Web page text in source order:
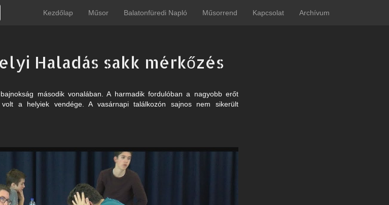
Kezdőlap Műsor Balatonfüredi Napló Műsorrend Kapcsolat Archívum
Haladás sakk mérkőzés
második vonalában. A harmadik fordulóban a nagyobb erőt
volt a helyiek vendége. A vasárnapi találkozón sajnos nem sikerült